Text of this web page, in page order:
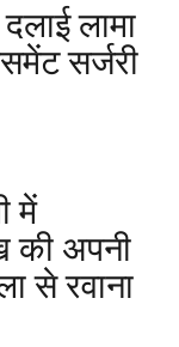
लामा
सर्जरी
में
की अपनी
से रवाना